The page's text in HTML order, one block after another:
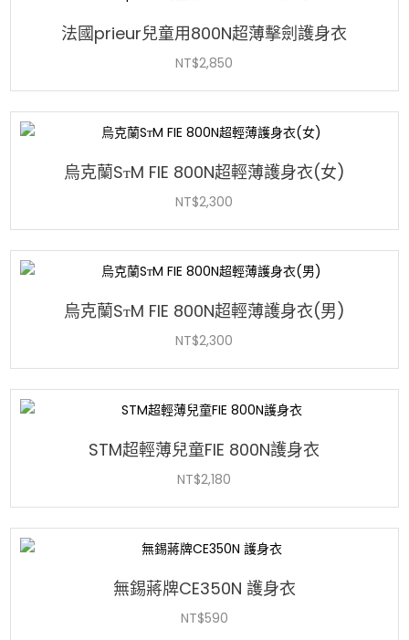
法國prieur兒童用800N超薄擊劍護身衣
NT$2,850
烏克蘭SтM FIE 800N超輕薄護身衣(女)
NT$2,300
烏克蘭SтM FIE 800N超輕薄護身衣(男)
NT$2,300
STM超輕薄兒童FIE 800N護身衣
NT$2,180
無錫蔣牌CE350N 護身衣
NT$590